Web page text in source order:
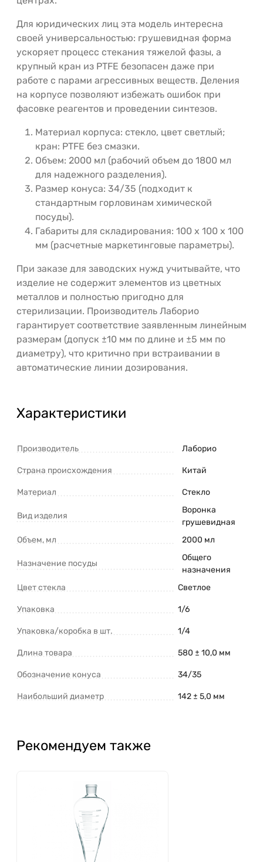
Для юридических лиц эта модель интересна
своей универсальностью: грушевидная форма
ускоряет процесс стекания тяжелой фазы, а
крупный кран из PTFE безопасен даже при
работе с парами агрессивных веществ. Деления
на корпусе позволяют избежать ошибок при
фасовке реагентов и проведении синтезов.
Материал корпуса: стекло, цвет светлый;
кран: PTFE без смазки.
Объем: 2000 мл (рабочий объем до 1800 мл
для надежного разделения).
Размер конуса: 34/35 (подходит к
стандартным горловинам химической
посуды).
Габариты для складирования: 100 x 100 x 100
мм (расчетные маркетинговые параметры).
При заказе для заводских нужд учитывайте, что
изделие не содержит элементов из цветных
металлов и полностью пригодно для
стерилизации. Производитель Лаборио
гарантирует соответствие заявленным линейным
размерам (допуск ±10 мм по длине и ±5 мм по
диаметру), что критично при встраивании в
автоматические линии дозирования.
Характеристики
Производитель Лаборио
Страна происхождения Китай
Материал Стекло
Вид изделия
Воронка
грушевидная
Объем, мл
2000 мл
Назначение посуды
Общего
назначения
Цвет стекла
Светлое
Упаковка 1/6
Упаковка/коробка в шт. 1/4
Длина товара 580 ± 10,0 мм
Обозначение конуса 34/35
Наибольший диаметр 142 ± 5,0 мм
Рекомендуем также